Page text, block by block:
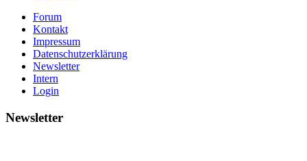
Forum
Kontakt
Impressum
Datenschutzerklärung
Newsletter
Intern
Login
Newsletter